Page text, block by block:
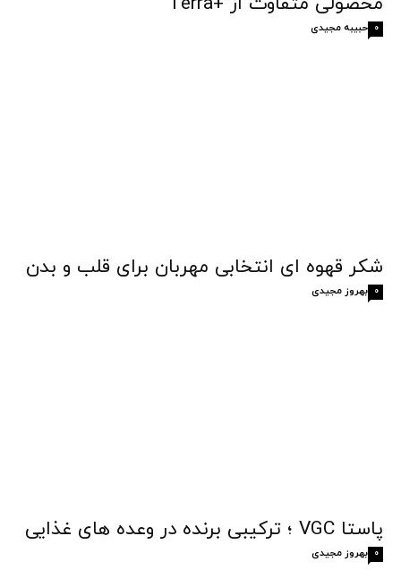
حبیبه مجیدی 0
شکر قهوه‌ ای انتخابی مهربان برای قلب و بدن
بهروز مجیدی 0
پاستا VGC ؛ ترکیبی برنده در وعده های غذایی
بهروز مجیدی 0